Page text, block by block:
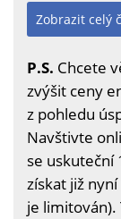
Zobrazit celý
P.S. Chcete
zvýšit ceny
z pohledu
Navštivte
se uskuteční
získat již nyní
je